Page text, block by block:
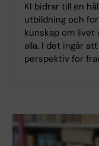
KI bidrar till en
utbildning och
kunskap om
alla. I det ingår
perspektiv för